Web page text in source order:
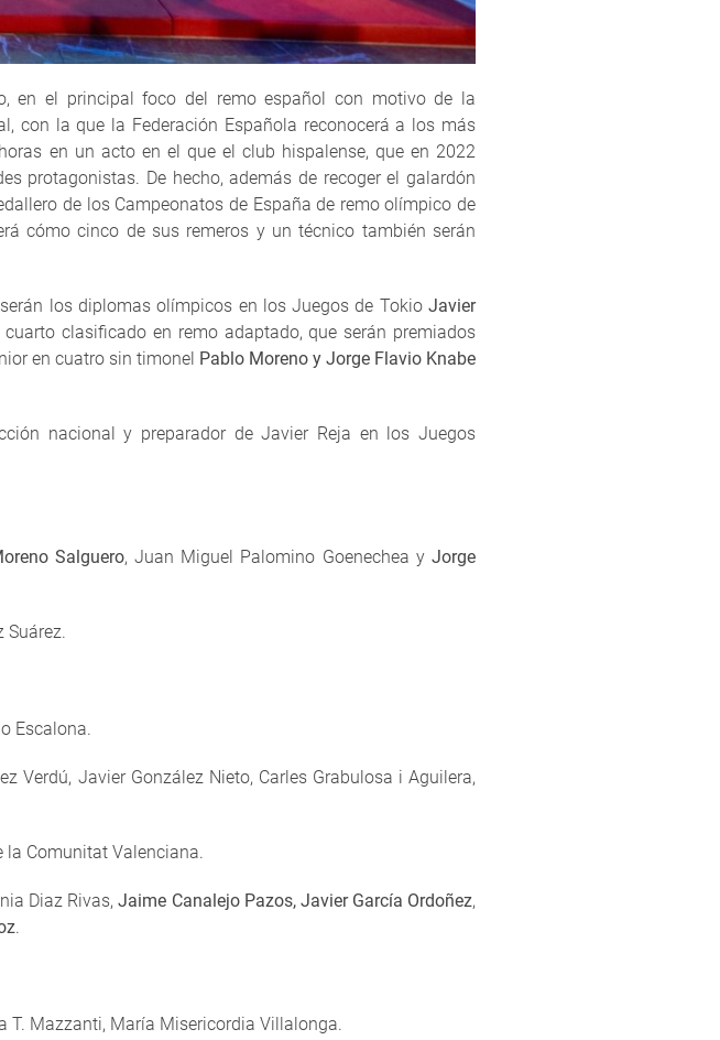
en el principal foco del remo español con motivo de la
con la que la Federación Española reconocerá a los más
en un acto en el que el club hispalense, que en 2022
protagonistas. De hecho, además de recoger el galardón
de los Campeonatos de España de remo olímpico de
cómo cinco de sus remeros y un técnico también serán
los diplomas olímpicos en los Juegos de Tokio Javier
cuarto clasificado en remo adaptado, que serán premiados
en cuatro sin timonel Pablo Moreno y Jorge Flavio Knabe
nacional y preparador de Javier Reja en los Juegos
Salguero, Juan Miguel Palomino Goenechea yJorge
Suárez.
Escalona.
Verdú, Javier González Nieto, Carles Grabulosa i Aguilera,
la Comunitat Valenciana.
Diaz Rivas,Jaime Canalejo Pazos, Javier García Ordoñez,
.
T. Mazzanti, María Misericordia Villalonga.